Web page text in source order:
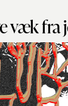
væk fra